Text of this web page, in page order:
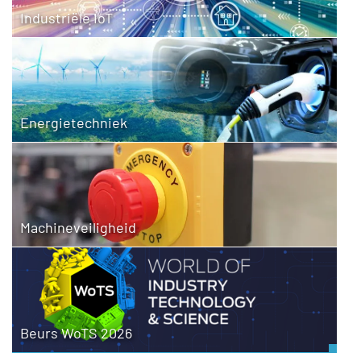
Industriële IoT
Energietechniek
Machineveiligheid
Beurs WoTS 2026